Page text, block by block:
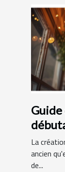
de
La
ancien
de...